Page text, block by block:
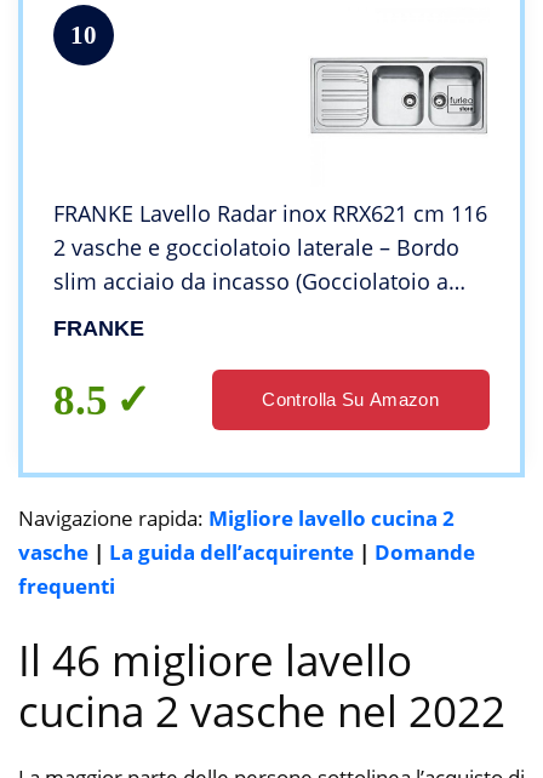
10
FRANKE Lavello Radar inox RRX621 cm 116
2 vasche e gocciolatoio laterale – Bordo
slim acciaio da incasso (Gocciolatoio a
SINISTRA)
FRANKE
8.5 Controlla Su Amazon
Navigazione rapida: Migliore lavello cucina 2
vasche | La guida dell’acquirente | Domande
frequenti
Il 46 migliore lavello
cucina 2 vasche nel 2022